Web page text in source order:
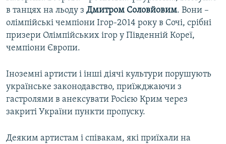
в танцях на льоду з Дмитром Соловйовим. Вони –
олімпійські чемпіони Ігор-2014 року в Сочі, срібні
призери Олімпійських ігор у Південній Кореї,
чемпіони Європи.
Іноземні артисти і інші діячі культури порушують
українське законодавство, приїжджаючи з
гастролями в анексувати Росією Крим через
закриті України пункти пропуску.
Деяким артистам і співакам, які приїхали на